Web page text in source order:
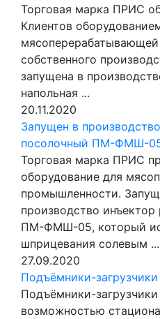
Торговая марка ПРИС
Клиентов
собственного
запущена в
напольная ...
20.11.2020
Запущен в
посолочный ПМ-ФМШ-
Торговая марка ПРИС
оборудование для
промышленности.
производство
ПМ-ФМШ-05, который
шприцевания солевым ...
27.09.2020
Подъёмники-
Подъёмники-
возможностью